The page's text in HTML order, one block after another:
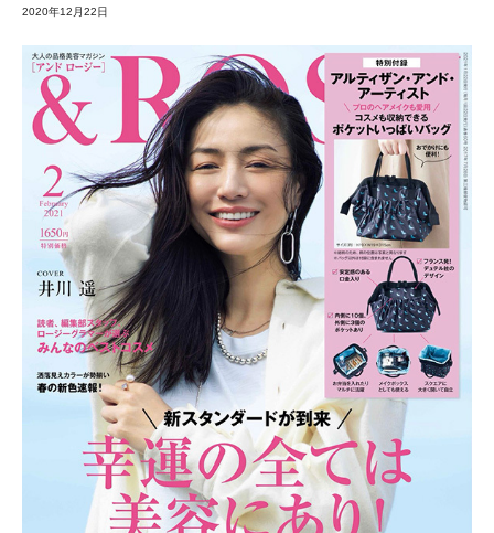
2020年12月22日